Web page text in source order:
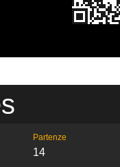
Partenze
14